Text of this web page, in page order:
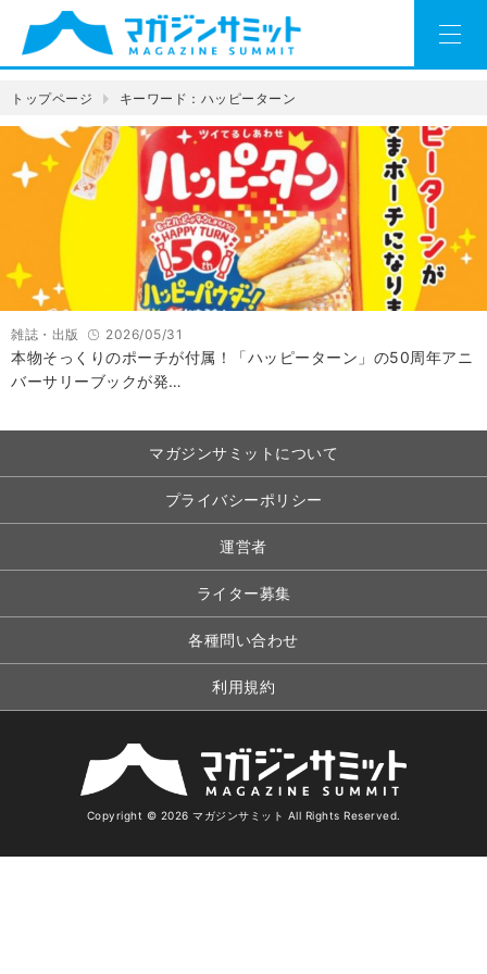
トップページ キーワード：ハッピーターン
雑誌・出版 2026/05/31
本物そっくりのポーチが付属！「ハッピーターン」の50周年アニ
バーサリーブックが発…
マガジンサミットについて
プライバシーポリシー
運営者
ライター募集
各種問い合わせ
利用規約
Copyright © 2026 マガジンサミット All Rights Reserved.